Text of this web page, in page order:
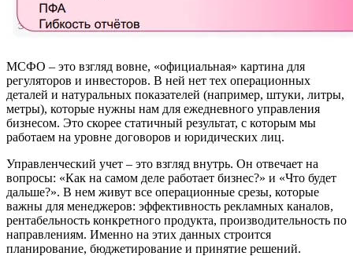
МСФО – это взгляд вовне, «официальная» картина для
регуляторов и инвесторов. В ней нет тех операционных
деталей и натуральных показателей (например, штуки, литры,
метры), которые нужны нам для ежедневного управления
бизнесом. Это скорее статичный результат, с которым мы
работаем на уровне договоров и юридических лиц.
Управленческий учет – это взгляд внутрь. Он отвечает на
вопросы: «Как на самом деле работает бизнес?» и «Что будет
дальше?». В нем живут все операционные срезы, которые
важны для менеджеров: эффективность рекламных каналов,
рентабельность конкретного продукта, производительность по
направлениям. Именно на этих данных строится
планирование, бюджетирование и принятие решений.